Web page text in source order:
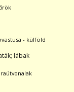
- külföld
lábak